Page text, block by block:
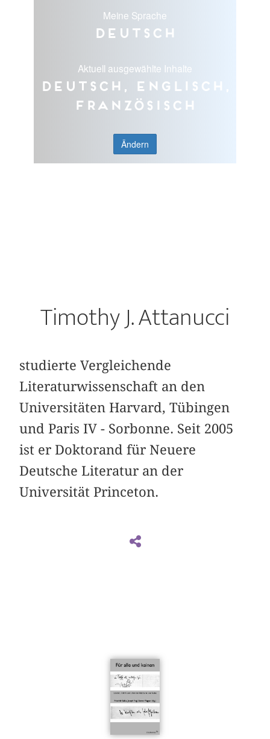
Meine Sprache
Deutsch
Aktuell ausgewählte Inhalte
Deutsch, Englisch,
Französisch
Ändern
Timothy J. Attanucci
studierte Vergleichende
Literaturwissenschaft an den
Universitäten Harvard, Tübingen
und Paris IV - Sorbonne. Seit 2005
ist er Doktorand für Neuere
Deutsche Literatur an der
Universität Princeton.